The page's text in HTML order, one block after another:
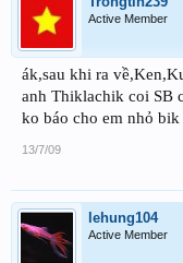
Active Member
ák,sau khi ra
anh Thiklachik coi SB
ko báo cho em nhỏ
13/7/09
lehung104
Active Member